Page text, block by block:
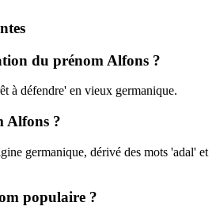
du prénom Alfons ?
à défendre' en vieux germanique.
Alfons ?
germanique, dérivé des mots 'adal' et
populaire ?